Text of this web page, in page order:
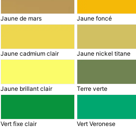
Jaune de mars Jaune foncé
Jaune cadmium clair Jaune nickel titane
Jaune brillant clair Terre verte
Vert fixe clair Vert Veronese